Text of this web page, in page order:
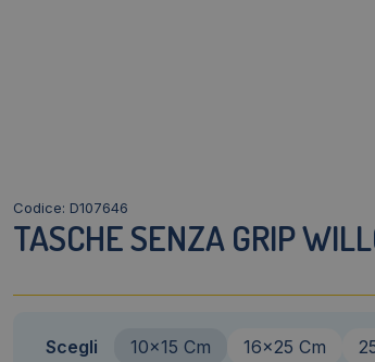
Codice: D107646
TASCHE SENZA GRIP
Scegli 10x15 Cm 16x25 Cm